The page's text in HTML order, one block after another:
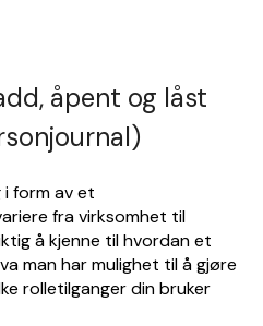
åpent og låst
form av et
fra virksomhet til
å kjenne til hvordan et
man har mulighet til å gjøre
rolletilganger din bruker